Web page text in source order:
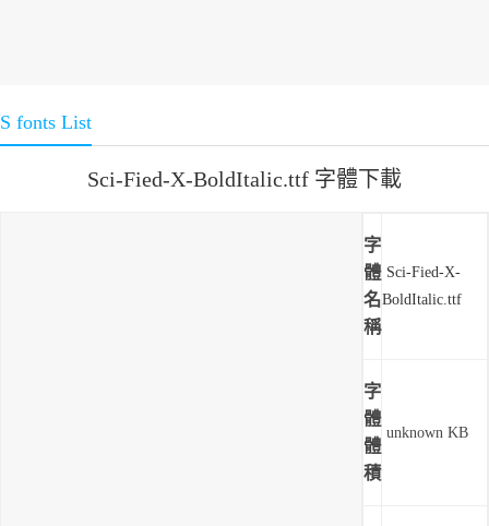
S fonts List
Sci-Fied-X-BoldItalic.ttf 字體下載
字
體
名
稱
Sci-Fied-X-
BoldItalic.ttf
字
體
體
積
unknown KB